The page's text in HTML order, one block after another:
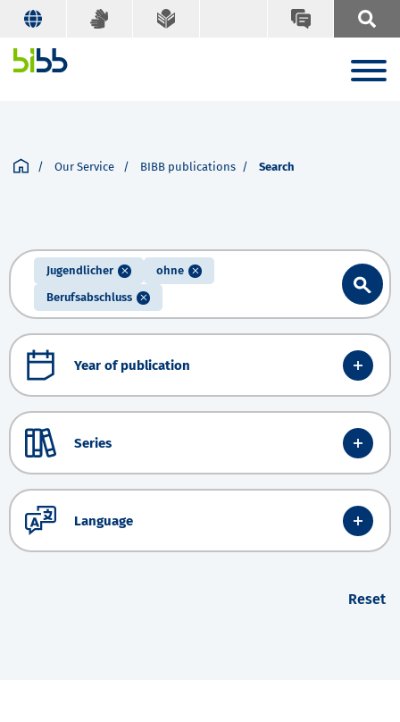
Our Service BIBB publications Search
Jugendlicher
ohne
Berufsabschluss
Year of publication
Series
Language
Reset